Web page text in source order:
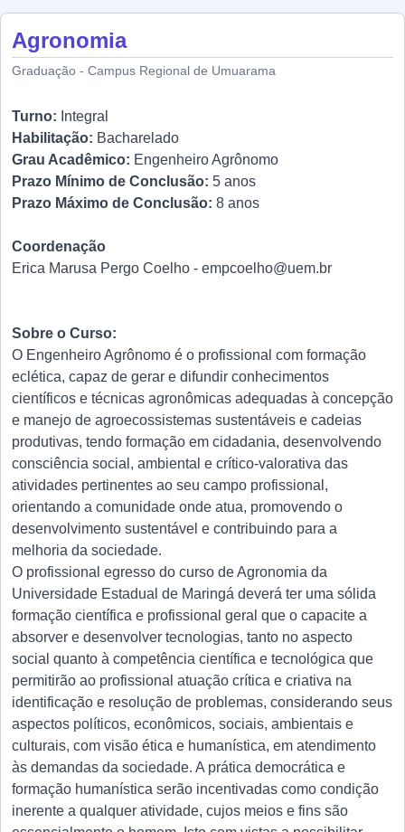
Agronomia
Graduação - Campus Regional de Umuarama
Turno: Integral
Habilitação: Bacharelado
Grau Acadêmico: Engenheiro Agrônomo
Prazo Mínimo de Conclusão: 5 anos
Prazo Máximo de Conclusão: 8 anos
Coordenação
Erica Marusa Pergo Coelho - empcoelho@uem.br
Sobre o Curso:
O Engenheiro Agrônomo é o profissional com formação
eclética, capaz de gerar e difundir conhecimentos
científicos e técnicas agronômicas adequadas à concepção
e manejo de agroecossistemas sustentáveis e cadeias
produtivas, tendo formação em cidadania, desenvolvendo
consciência social, ambiental e crítico-valorativa das
atividades pertinentes ao seu campo profissional,
orientando a comunidade onde atua, promovendo o
desenvolvimento sustentável e contribuindo para a
melhoria da sociedade.
O profissional egresso do curso de Agronomia da
Universidade Estadual de Maringá deverá ter uma sólida
formação científica e profissional geral que o capacite a
absorver e desenvolver tecnologias, tanto no aspecto
social quanto à competência científica e tecnológica que
permitirão ao profissional atuação crítica e criativa na
identificação e resolução de problemas, considerando seus
aspectos políticos, econômicos, sociais, ambientais e
culturais, com visão ética e humanística, em atendimento
às demandas da sociedade. A prática democrática e
formação humanística serão incentivadas como condição
inerente a qualquer atividade, cujos meios e fins são